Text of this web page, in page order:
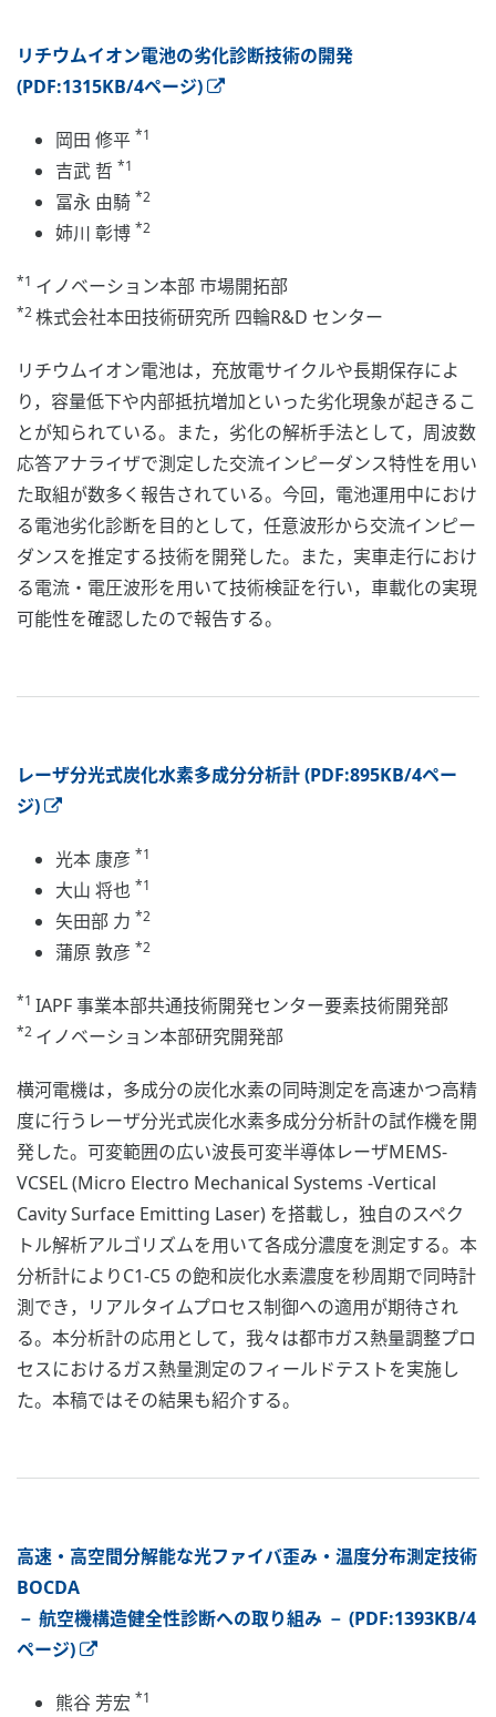
リチウムイオン電池の劣化診断技術の開発
(PDF:1315KB/4ページ)
岡田 修平 *1
吉武 哲 *1
冨永 由騎 *2
姉川 彰博 *2
*1 イノベーション本部 市場開拓部
*2株式会社本田技術研究所 四輪R&D センター
リチウムイオン電池は，充放電サイクルや長期保存によ
り，容量低下や内部抵抗増加といった劣化現象が起きるこ
とが知られている。また，劣化の解析手法として，周波数
応答アナライザで測定した交流インピーダンス特性を用い
た取組が数多く報告されている。今回，電池運用中におけ
る電池劣化診断を目的として，任意波形から交流インピー
ダンスを推定する技術を開発した。また，実車走行におけ
る電流・電圧波形を用いて技術検証を行い，車載化の実現
可能性を確認したので報告する。
レーザ分光式炭化水素多成分分析計 (PDF:895KB/4ペー
ジ)
光本 康彦 *1
大山 将也 *1
矢田部 力 *2
蒲原 敦彦 *2
*1 IAPF 事業本部共通技術開発センター要素技術開発部
*2 イノベーション本部研究開発部
横河電機は，多成分の炭化水素の同時測定を高速かつ高精
度に行うレーザ分光式炭化水素多成分分析計の試作機を開
発した。可変範囲の広い波長可変半導体レーザMEMS-
VCSEL (Micro Electro Mechanical Systems -Vertical
Cavity Surface Emitting Laser) を搭載し，独自のスペク
トル解析アルゴリズムを用いて各成分濃度を測定する。本
分析計によりC1-C5 の飽和炭化水素濃度を秒周期で同時計
測でき，リアルタイムプロセス制御への適用が期待され
る。本分析計の応用として，我々は都市ガス熱量調整プロ
セスにおけるガス熱量測定のフィールドテストを実施し
た。本稿ではその結果も紹介する。
高速・高空間分解能な光ファイバ歪み・温度分布測定技術
BOCDA
－ 航空機構造健全性診断への取り組み － (PDF:1393KB/4
ページ)
熊谷 芳宏 *1